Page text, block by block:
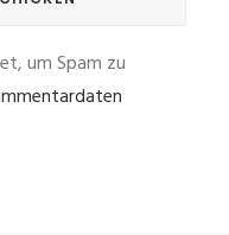
um Spam zu